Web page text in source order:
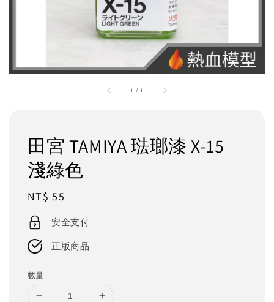
1 / 1
田宮 TAMIYA 琺瑯漆 X-15
淺綠色
Regular
price
NT$ 55
安全支付
正版商品
數量